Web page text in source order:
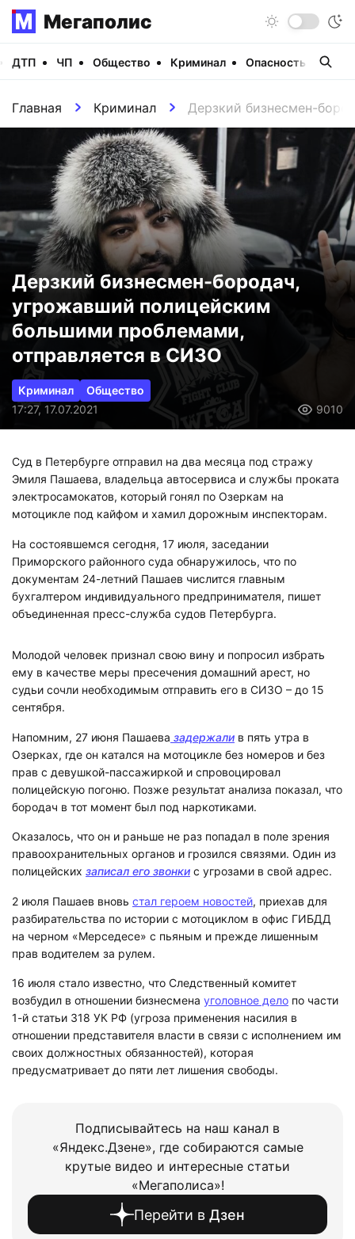
Мегаполис
ДТП ЧП Общество Криминал Опасность
Главная Криминал Дерзкий бизнесмен-
Дерзкий бизнесмен-бородач,
угрожавший полицейским
большими проблемами,
отправляется в СИЗО
Криминал
Общество
17:27, 17.07.2021
9010
Суд в Петербурге отправил на два месяца под стражу
Эмиля Пашаева, владельца автосервиса и службы проката
электросамокатов, который гонял по Озеркам на
мотоцикле под кайфом и хамил дорожным инспекторам.
На состоявшемся сегодня, 17 июля, заседании
Приморского районного суда обнаружилось, что по
документам 24-летний Пашаев числится главным
бухгалтером индивидуального предпринимателя, пишет
объединенная пресс-служба судов Петербурга.
Молодой человек признал свою вину и попросил избрать
ему в качестве меры пресечения домашний арест, но
судьи сочли необходимым отправить его в СИЗО – до 15
сентября.
Напомним, 27 июня Пашаева задержали в пять утра в
Озерках, где он катался на мотоцикле без номеров и без
прав с девушкой-пассажиркой и спровоцировал
полицейскую погоню. Позже результат анализа показал, что
бородач в тот момент был под наркотиками.
Оказалось, что он и раньше не раз попадал в поле зрения
правоохранительных органов и грозился связями. Один из
полицейских записал его звонки с угрозами в свой адрес.
2 июля Пашаев вновь стал героем новостей, приехав для
разбирательства по истории с мотоциклом в офис ГИБДД
на черном «Мерседесе» с пьяным и прежде лишенным
прав водителем за рулем.
16 июля стало известно, что Следственный комитет
возбудил в отношении бизнесмена уголовное дело по части
1-й статьи 318 УК РФ (угроза применения насилия в
отношении представителя власти в связи с исполнением им
своих должностных обязанностей), которая
предусматривает до пяти лет лишения свободы.
Подписывайтесь на наш канал в
«Яндекс.Дзене», где собираются самые
крутые видео и интересные статьи
«Мегаполиса»!
Перейти в Дзен